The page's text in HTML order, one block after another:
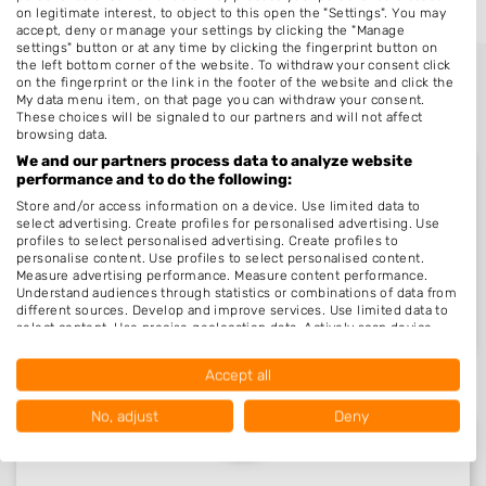
Nieuw in Hulshorst
Nog geen statistieken beschikbaar.
on legitimate interest, to object to this open the "Settings". You may
accept, deny or manage your settings by clicking the "Manage
settings" button or at any time by clicking the fingerprint button on
the left bottom corner of the website. To withdraw your consent click
on the fingerprint or the link in the footer of the website and click the
My data menu item, on that page you can withdraw your consent.
These choices will be signaled to our partners and will not affect
browsing data.
We and our partners process data to analyze website
performance and to do the following:
Store and/or access information on a device. Use limited data to
select advertising. Create profiles for personalised advertising. Use
profiles to select personalised advertising. Create profiles to
personalise content. Use profiles to select personalised content.
Measure advertising performance. Measure content performance.
Understand audiences through statistics or combinations of data from
different sources. Develop and improve services. Use limited data to
select content. Use precise geolocation data. Actively scan device
Data may be shared outside of the European Union and send to the
Your consent and the cookie policy applies solely to this website/app.
View Partner List (1016 IAB Vendors)
We use your data for the following purposes:
Accept all
No, adjust Deny